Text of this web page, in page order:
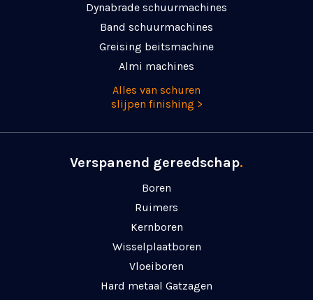
Dynabrade schuurmachines
Band schuurmachines
Greising beitsmachine
Almi machines
Alles van schuren
slijpen finishing >
Verspanend gereedschap.
Boren
Ruimers
Kernboren
Wisselplaatboren
Vloeiboren
Hard metaal Gatzagen